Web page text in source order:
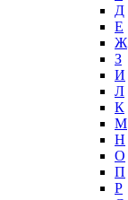
Д
Е
Ж
З
И
Л
К
М
Н
О
П
Р